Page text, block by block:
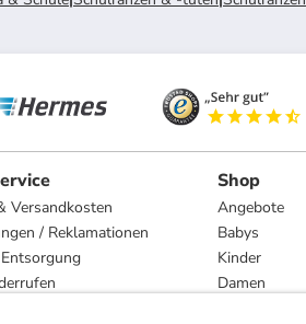
Versandkosten
/ Reklamationen
Shop
Angebote
Babys
Kinder
Damen